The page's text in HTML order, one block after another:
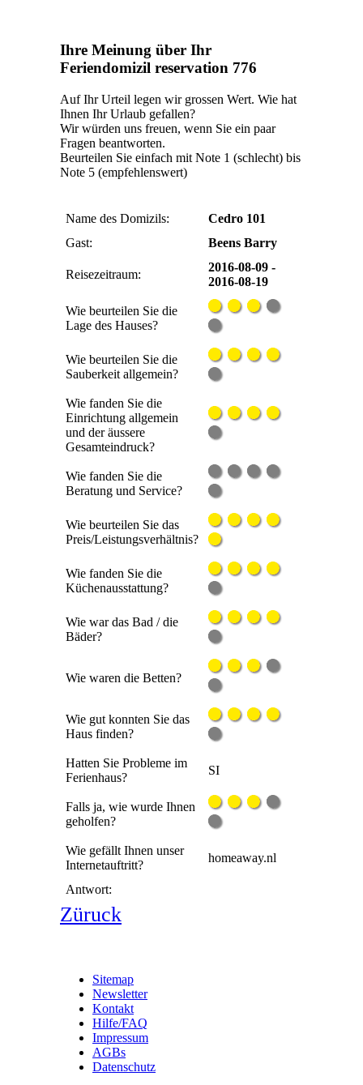
Ihre Meinung über Ihr
Feriendomizil reservation 776
Auf Ihr Urteil legen wir grossen Wert. Wie hat
Ihnen Ihr Urlaub gefallen?
Wir würden uns freuen, wenn Sie ein paar
Fragen beantworten.
Beurteilen Sie einfach mit Note 1 (schlecht) bis
Note 5 (empfehlenswert)
Name des Domizils:
Cedro 101
Gast:
Beens Barry
Reisezeitraum:
2016-08-09 -
2016-08-19
Wie beurteilen Sie die
Lage des Hauses?
Wie beurteilen Sie die
Sauberkeit allgemein?
Wie fanden Sie die
Einrichtung allgemein
und der äussere
Gesamteindruck?
Wie fanden Sie die
Beratung und Service?
Wie beurteilen Sie das
Preis/Leistungsverhältnis?
Wie fanden Sie die
Küchenausstattung?
Wie war das Bad / die
Bäder?
Wie waren die Betten?
Wie gut konnten Sie das
Haus finden?
Hatten Sie Probleme im
Ferienhaus?
SI
Falls ja, wie wurde Ihnen
geholfen?
Wie gefällt Ihnen unser
Internetauftritt?
homeaway.nl
Antwort:
Züruck
Sitemap
Newsletter
Kontakt
Hilfe/FAQ
Impressum
AGBs
Datenschutz